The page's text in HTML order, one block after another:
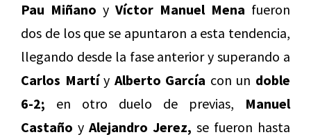
Pau Miñano y Víctor Manuel Mena fueron
dos de los que se apuntaron a esta tendencia,
llegando desde la fase anterior y superando a
Carlos Martíy Alberto García con un doble
6-2; en otro duelo de previas, Manuel
Castaño y Alejandro Jerez, se fueron hasta